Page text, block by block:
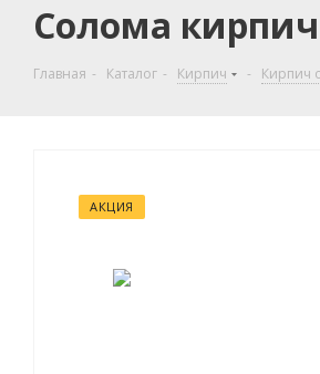
Солома
Главная - Каталог - Кирпич - Кирпич
АКЦИЯ